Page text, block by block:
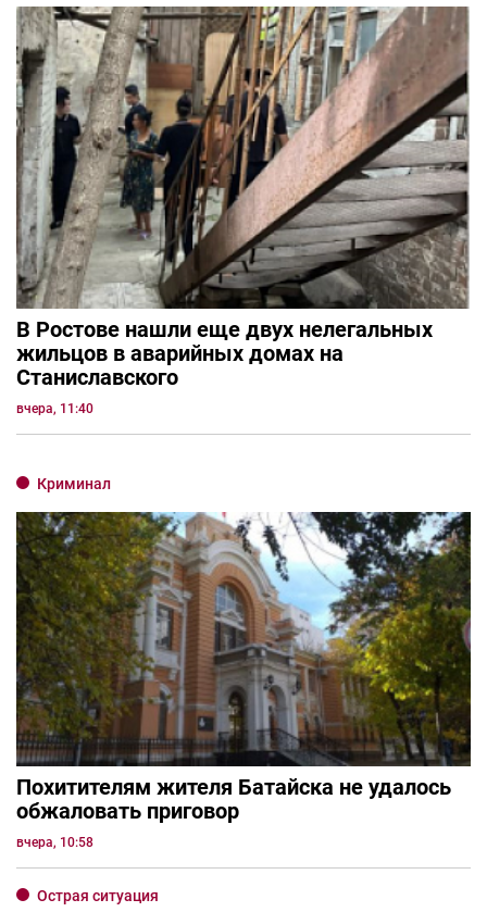
В Ростове нашли еще двух нелегальных
жильцов в аварийных домах на
Станиславского
вчера, 11:40
Криминал
Похитителям жителя Батайска не удалось
обжаловать приговор
вчера, 10:58
Острая ситуация